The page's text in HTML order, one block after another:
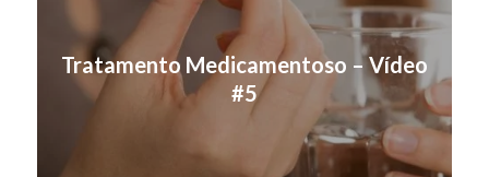
Tratamento Medicamentoso – Vídeo
#5